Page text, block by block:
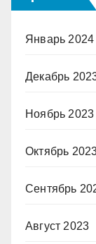
Январь 2024
Декабрь
Ноябрь 2023
Октябрь
Сентябрь
Август 2023